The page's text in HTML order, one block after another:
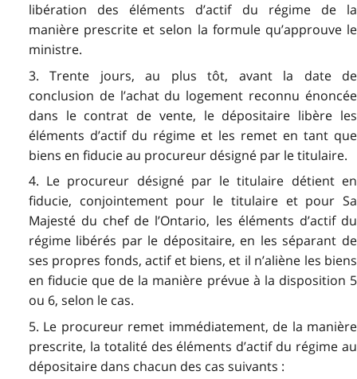
libération des éléments d’actif du régime de la
manière prescrite et selon la formule qu’approuve le
ministre.
3. Trente jours, au plus tôt, avant la date de
conclusion de l’achat du logement reconnu énoncée
dans le contrat de vente, le dépositaire libère les
éléments d’actif du régime et les remet en tant que
biens en fiducie au procureur désigné par le titulaire.
4. Le procureur désigné par le titulaire détient en
fiducie, conjointement pour le titulaire et pour Sa
Majesté du chef de l’Ontario, les éléments d’actif du
régime libérés par le dépositaire, en les séparant de
ses propres fonds, actif et biens, et il n’aliène les biens
en fiducie que de la manière prévue à la disposition 5
ou 6, selon le cas.
5. Le procureur remet immédiatement, de la manière
prescrite, la totalité des éléments d’actif du régime au
dépositaire dans chacun des cas suivants :